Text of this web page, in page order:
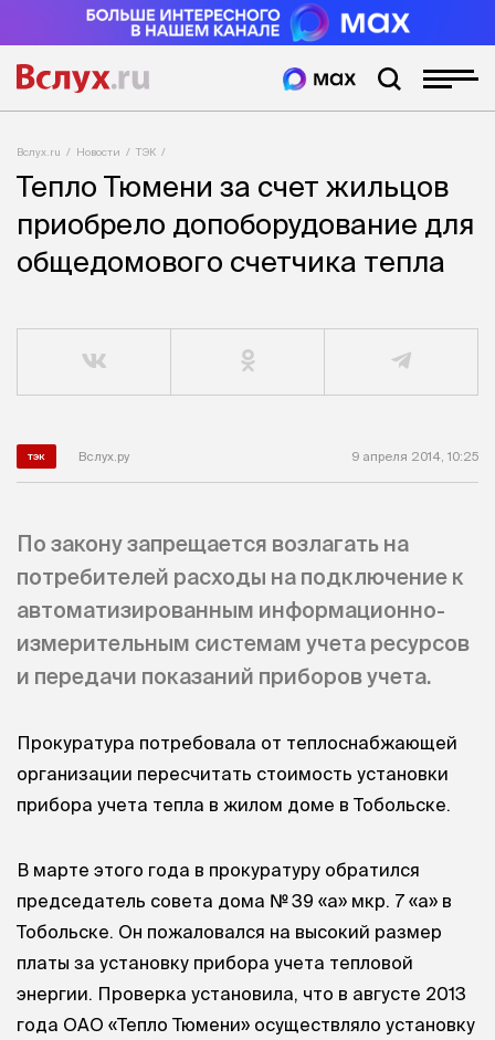
Вслух.ru Новости ТЭК
Тепло Тюмени за счет жильцов
приобрело допоборудование для
общедомового счетчика тепла
тэк Вслух.ру 9 апреля 2014, 10:25
По закону запрещается возлагать на
потребителей расходы на подключение к
автоматизированным информационно-
измерительным системам учета ресурсов
и передачи показаний приборов учета.
Прокуратура потребовала от теплоснабжающей
организации пересчитать стоимость установки
прибора учета тепла в жилом доме в Тобольске.
В марте этого года в прокуратуру обратился
председатель совета дома № 39 «а» мкр. 7 «а» в
Тобольске. Он пожаловался на высокий размер
платы за установку прибора учета тепловой
энергии. Проверка установила, что в августе 2013
года ОАО «Тепло Тюмени» осуществляло установку